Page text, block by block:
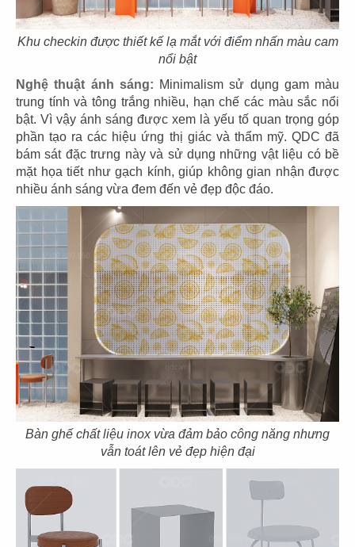
Khu checkin được thiết kế lạ mắt với điểm nhấn màu cam
nổi bật
Nghệ thuật ánh sáng: Minimalism sử dụng gam màu
trung tính và tông trắng nhiều, hạn chế các màu sắc nổi
bật. Vì vậy ánh sáng được xem là yếu tố quan trọng góp
phần tạo ra các hiệu ứng thị giác và thẩm mỹ. QDC đã
bám sát đặc trưng này và sử dụng những vật liệu có bề
mặt họa tiết như gạch kính, giúp không gian nhận được
nhiều ánh sáng vừa đem đến vẻ đẹp độc đáo.
Bàn ghế chất liệu inox vừa đảm bảo công năng nhưng
vẫn toát lên vẻ đẹp hiện đại
EL GAUCHO
CN Vũng Tàu
40
BOTEJYU
CN Vincom Quang Trung
41
BOTEJYU
CN Vincom Đồng Khởi, Quận 1
42
BOTEJYU
CN Crescent Mall - Q.7
43
THE COFFEE HOUSE
CN Vạn Hạnh Mall
44
THE COFFEE HOUSE
CN Nha Trang
45